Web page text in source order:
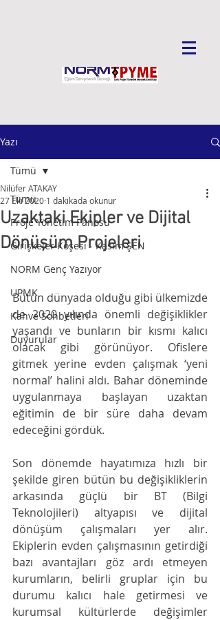
Yazı
Tümü
Proje Yönetim Panosu
Girişkeler Köşesi - Kasım ŞEN
NORM Genç Yazıyor
UPMK
Kahve Sohbetleri
Duyurular
Tümü
Uzaktaki Ekipler ve Dijital
Dönüşüm Projeleri
Nilüfer ATAKAY
27 Eki 2020 1 dakikada okunur
Bütün dünyada olduğu gibi ülkemizde
de 2020 yılında önemli değişiklikler
yaşandı ve bunların bir kısmı kalıcı
olacak gibi görünüyor. Ofislere
gitmek yerine evden çalışmak ‘yeni
normal’ halini aldı. Bahar döneminde
uygulanmaya başlayan uzaktan
eğitimin de bir süre daha devam
edeceğini gördük.
Son dönemde hayatımıza hızlı bir
şekilde giren bütün bu değişikliklerin
arkasında güçlü bir BT (Bilgi
Teknolojileri) altyapısı ve dijital
dönüşüm çalışmaları yer alır.
Ekiplerin evden çalışmasının getirdiği
bazı avantajları göz ardı etmeyen
kurumların, belirli gruplar için bu
durumu kalıcı hale getirmesi ve
kurumsal kültürlerde değişimler